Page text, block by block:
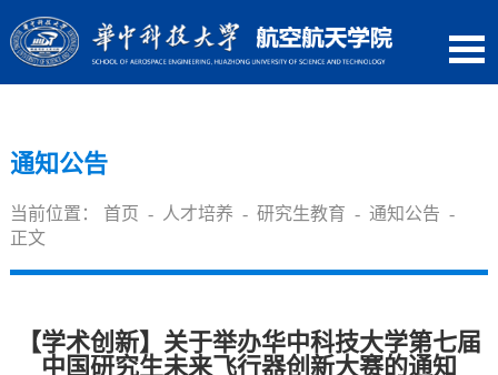
通知公告
当前位置： 首页 - 人才培养 - 研究生教育 - 通知公告 -
正文
【学术创新】关于举办华中科技大学第七届
中国研究生未来飞行器创新大赛的通知